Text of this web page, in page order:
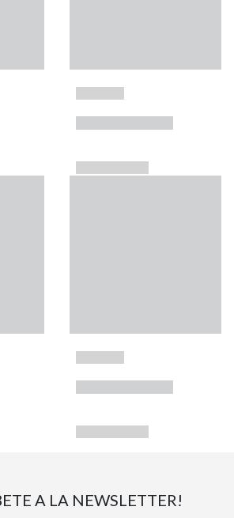
A LA NEWSLETTER!